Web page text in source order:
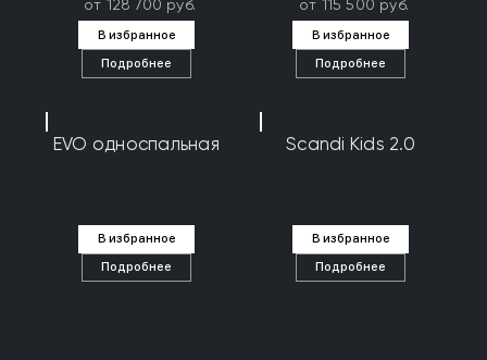
от 128 700 руб.
В избранное
Подробнее
от 115 500 руб.
В избранное
Подробнее
EVO односпальная
В избранное
Подробнее
Scandi Kids 2.0
В избранное
Подробнее